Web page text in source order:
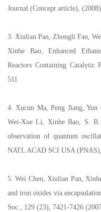
Journal (Concept article),
3. Xiulian Pan, Zhongli Fan,
Xinhe Bao, Enhanced
Reactors Containing Catalytic
511
4. Xucun Ma, Peng Jiang, Yun
Wei-Xue Li, Xinhe Bao, S.
observation of quantum
NATL ACAD SCI USA
5. Wei Chen, Xiulian Pan,
and iron oxides via
Soc., 129 (23), 7421-7426